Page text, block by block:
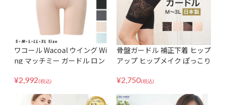
ワコール Wacoal ウイング Wi
ng マッチミー ガードル ロン
ップメイク ヒップアップ ヒッ
プケア 美尻 桃尻 1枚ばき可
¥2,992(税込)
骨盤ガードル 補正下着 ヒップ
アップ ヒップメイク ぽっこり
日本製 国産 花柄 美脚 桃尻 美
尻 ショート ハイウエスト ジ
ャストウェスト 大きいサイズ
¥2,750(税込)